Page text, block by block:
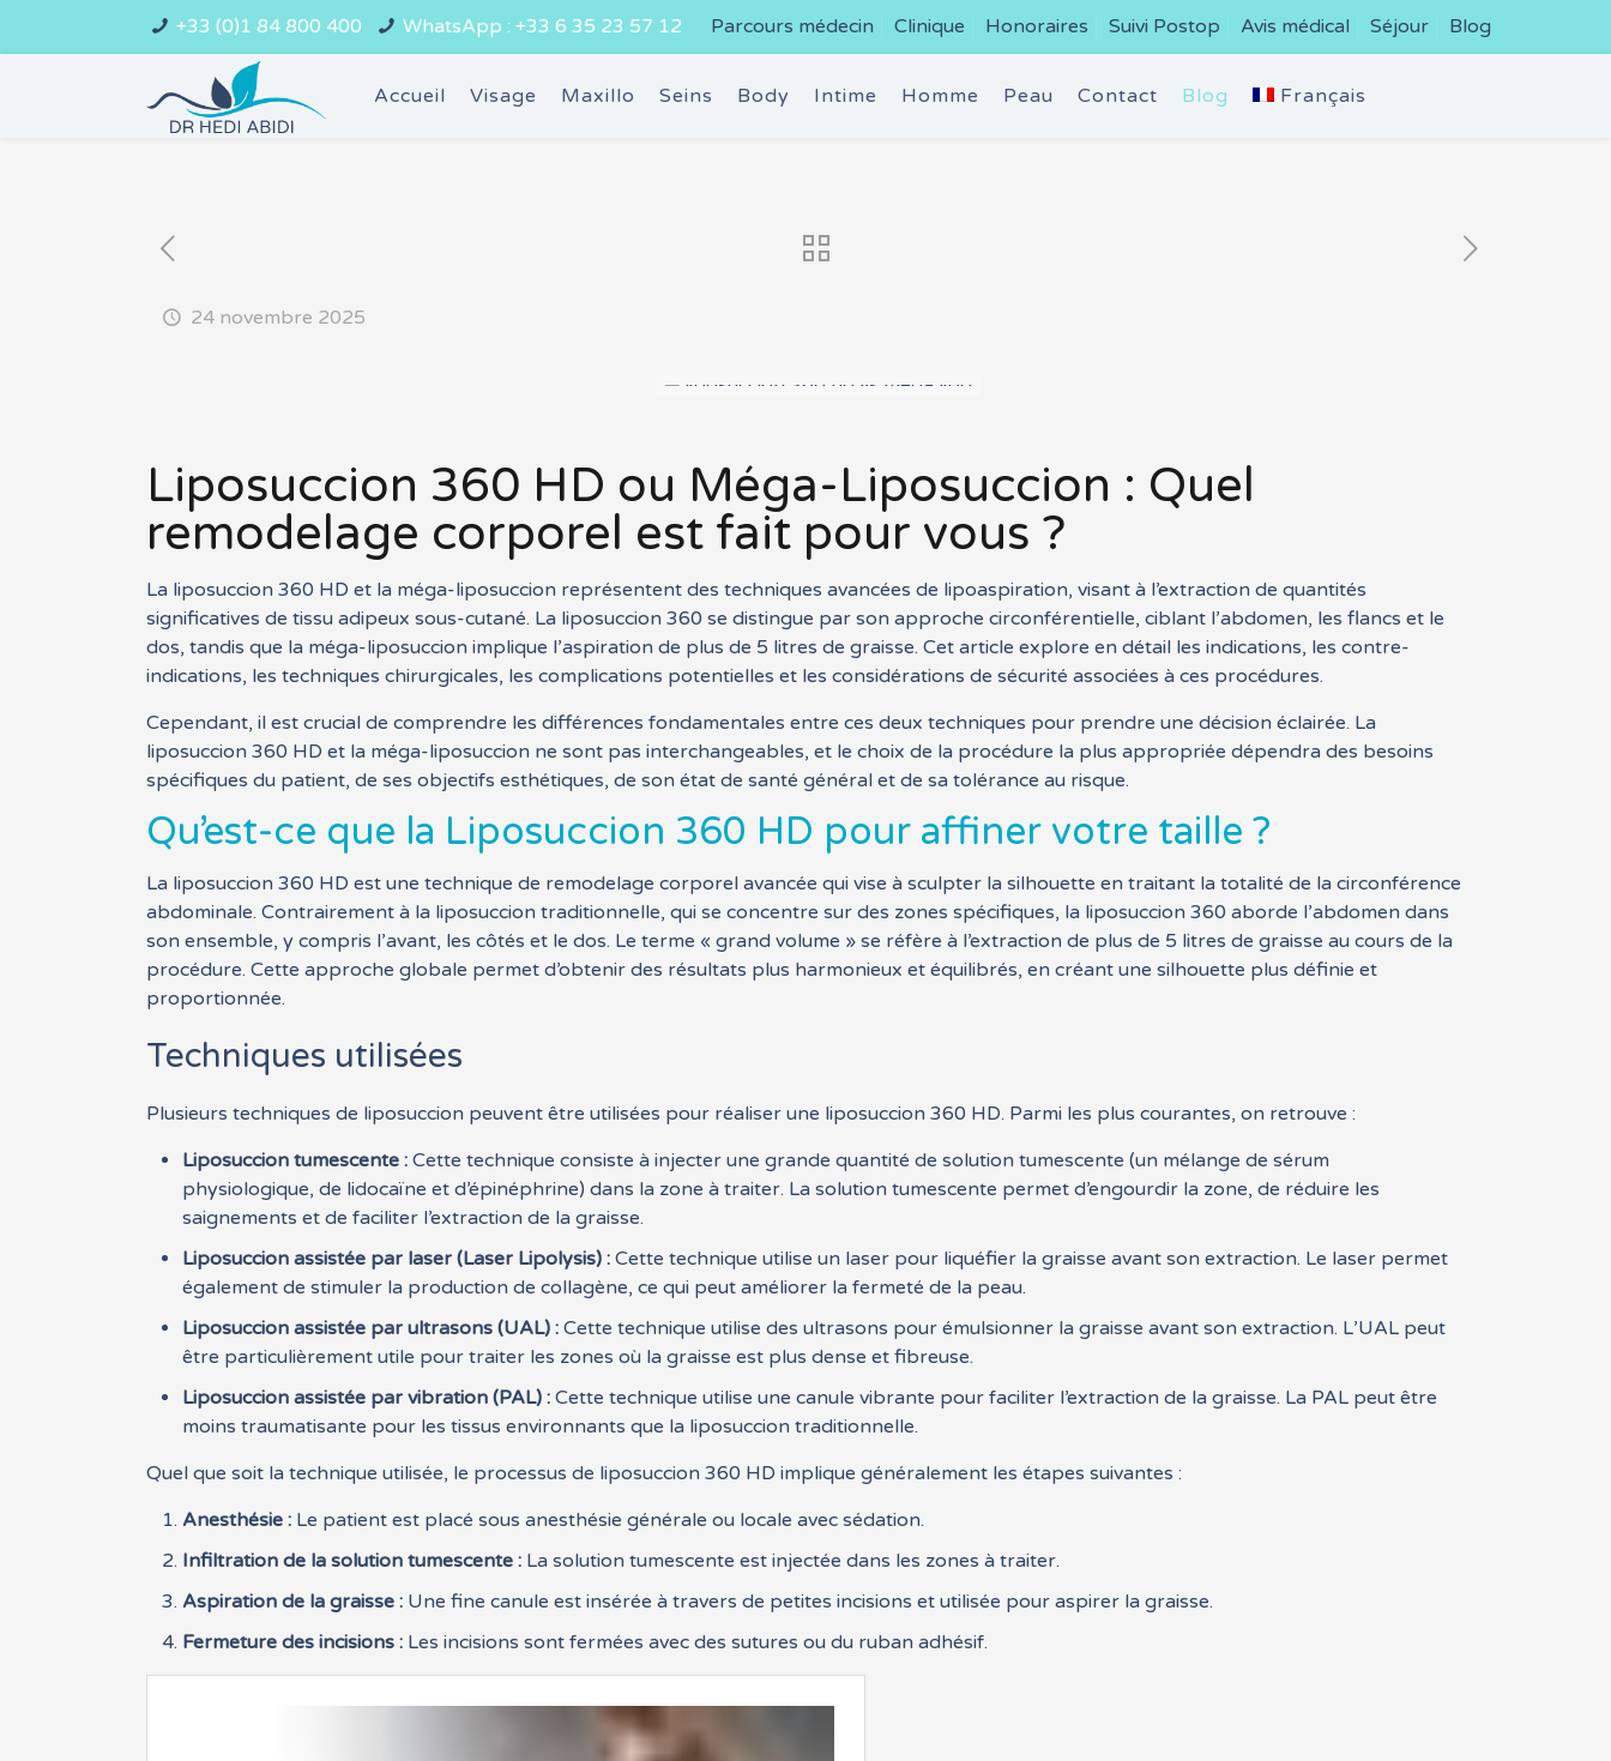
+33 (0)1 84 800 400 WhatsApp : +33 6 35 23 57 12 Parcours médecin Clinique Honoraires Suivi Postop Avis médical Séjour Blog
Accueil Visage Maxillo Seins Body Intime Homme Peau Contact Blog Français
24 novembre 2025
Liposuccion 360 HD ou Méga-Liposuccion : Quel
remodelage corporel est fait pour vous ?
La liposuccion 360 HD et la méga-liposuccion représentent des techniques avancées de lipoaspiration, visant à l’extraction de quantités
significatives de tissu adipeux sous-cutané. La liposuccion 360 se distingue par son approche circonférentielle, ciblant l’abdomen, les flancs et le
dos, tandis que la méga-liposuccion implique l’aspiration de plus de 5 litres de graisse. Cet article explore en détail les indications, les contre-
indications, les techniques chirurgicales, les complications potentielles et les considérations de sécurité associées à ces procédures.
Cependant, il est crucial de comprendre les différences fondamentales entre ces deux techniques pour prendre une décision éclairée. La
liposuccion 360 HD et la méga-liposuccion ne sont pas interchangeables, et le choix de la procédure la plus appropriée dépendra des besoins
spécifiques du patient, de ses objectifs esthétiques, de son état de santé général et de sa tolérance au risque.
Qu’est-ce que la Liposuccion 360 HD pour affiner votre taille ?
La liposuccion 360 HD est une technique de remodelage corporel avancée qui vise à sculpter la silhouette en traitant la totalité de la circonférence
abdominale. Contrairement à la liposuccion traditionnelle, qui se concentre sur des zones spécifiques, la liposuccion 360 aborde l’abdomen dans
son ensemble, y compris l’avant, les côtés et le dos. Le terme « grand volume » se réfère à l’extraction de plus de 5 litres de graisse au cours de la
procédure. Cette approche globale permet d’obtenir des résultats plus harmonieux et équilibrés, en créant une silhouette plus définie et
proportionnée.
Techniques utilisées
Plusieurs techniques de liposuccion peuvent être utilisées pour réaliser une liposuccion 360 HD. Parmi les plus courantes, on retrouve :
Liposuccion tumescente : Cette technique consiste à injecter une grande quantité de solution tumescente (un mélange de sérum
physiologique, de lidocaïne et d’épinéphrine) dans la zone à traiter. La solution tumescente permet d’engourdir la zone, de réduire les
saignements et de faciliter l’extraction de la graisse.
Liposuccion assistée par laser (Laser Lipolysis) : Cette technique utilise un laser pour liquéfier la graisse avant son extraction. Le laser permet
également de stimuler la production de collagène, ce qui peut améliorer la fermeté de la peau.
Liposuccion assistée par ultrasons (UAL) : Cette technique utilise des ultrasons pour émulsionner la graisse avant son extraction. L’UAL peut
être particulièrement utile pour traiter les zones où la graisse est plus dense et fibreuse.
Liposuccion assistée par vibration (PAL) : Cette technique utilise une canule vibrante pour faciliter l’extraction de la graisse. La PAL peut être
moins traumatisante pour les tissus environnants que la liposuccion traditionnelle.
Quel que soit la technique utilisée, le processus de liposuccion 360 HD implique généralement les étapes suivantes :
Anesthésie : Le patient est placé sous anesthésie générale ou locale avec sédation.
Infiltration de la solution tumescente : La solution tumescente est injectée dans les zones à traiter.
Aspiration de la graisse : Une fine canule est insérée à travers de petites incisions et utilisée pour aspirer la graisse.
Fermeture des incisions : Les incisions sont fermées avec des sutures ou du ruban adhésif.